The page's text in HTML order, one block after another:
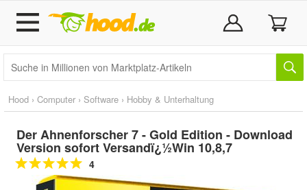
Hood › Computer › Software › Hobby & Unterhaltung
Der Ahnenforscher 7 - Gold Edition - Download
Version sofort Versandï¿½Win 10,8,7
4